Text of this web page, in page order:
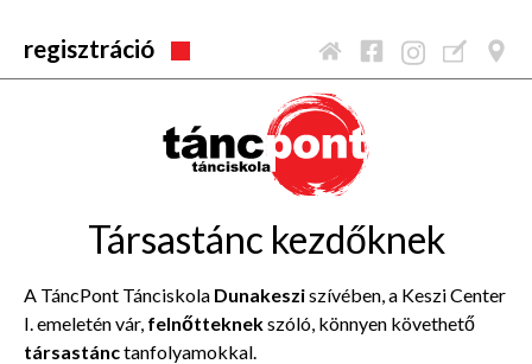
regisztráció
Társastánc kezdőknek
A TáncPont Tánciskola Dunakesziszívében, a Keszi Center
I. emeletén vár, felnőtteknekszóló, könnyen követhető
társastánctanfolyamokkal.